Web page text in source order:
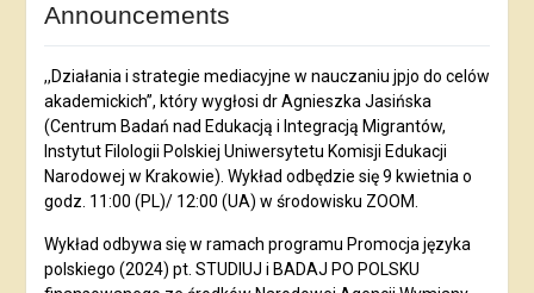
Announcements
,,Działania i strategie mediacyjne w nauczaniu jpjo do celów
akademickich”, który wygłosi dr Agnieszka Jasińska
(Centrum Badań nad Edukacją i Integracją Migrantów,
Instytut Filologii Polskiej Uniwersytetu Komisji Edukacji
Narodowej w Krakowie). Wykład odbędzie się 9 kwietnia o
godz. 11:00 (PL)/ 12:00 (UA) w środowisku ZOOM.
Wykład odbywa się w ramach programu Promocja języka
polskiego (2024) pt. STUDIUJ i BADAJ PO POLSKU